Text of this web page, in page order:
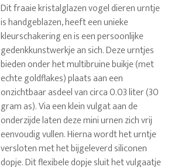
Dit fraaie kristalglazen vogel dieren urntje
is handgeblazen, heeft een unieke
kleurschakering en is een persoonlijke
gedenkkunstwerkje an sich. Deze urntjes
bieden onder het multibruine buikje (met
echte goldflakes) plaats aan een
onzichtbaar asdeel van circa 0.03 liter (30
gram as). Via een klein vulgat aan de
onderzijde laten deze mini urnen zich vrij
eenvoudig vullen. Hierna wordt het urntje
versloten met het bijgeleverd siliconen
dopje. Dit flexibele dopje sluit het vulgaatje